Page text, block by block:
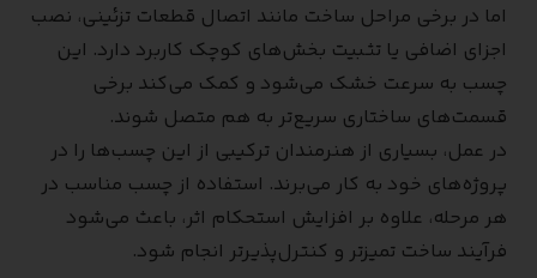
اما در برخی مراحل ساخت مانند اتصال قطعات تزئینی، نصب
اجزای اضافی یا تثبیت بخش‌های کوچک کاربرد دارد. این
چسب به سرعت خشک می‌شود و کمک می‌کند برخی
قسمت‌های ساختاری سریع‌تر به هم متصل شوند.
در عمل، بسیاری از هنرمندان ترکیبی از این چسب‌ها را در
پروژه‌های خود به کار می‌برند. استفاده از چسب مناسب در
هر مرحله، علاوه بر افزایش استحکام اثر، باعث می‌شود
فرآیند ساخت تمیزتر و کنترل‌پذیرتر انجام شود.